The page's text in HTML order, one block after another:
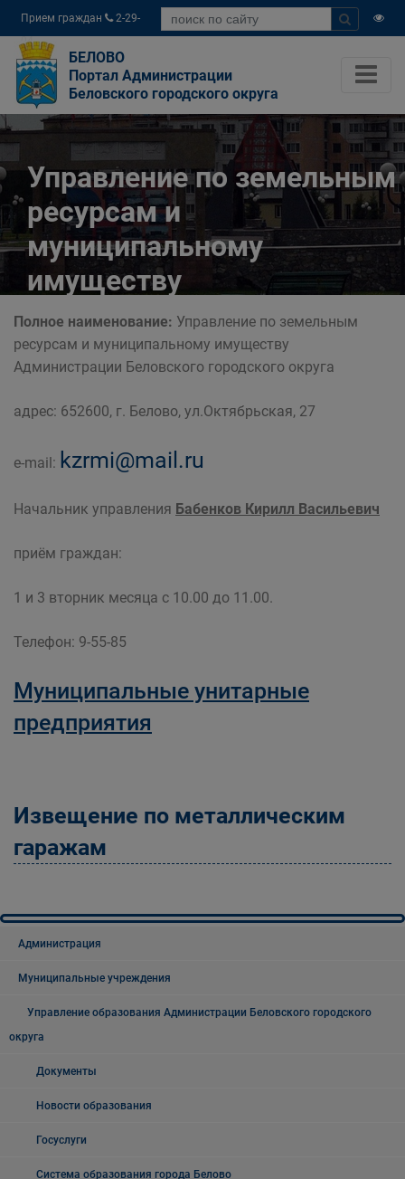
Прием граждан
2-29-
04
БЕЛОВО
Портал Администрации
Беловского городского округа
Управление по земельным
ресурсам и
муниципальному
имуществу
Администрации
Беловского городского
округа
Муниципальные учреждения
Управление по земельным ресурсам и
Беловского городского округа
Полное наименование: Управление по земельным
ресурсам и муниципальному имуществу
Администрации Беловского городского округа
адрес: 652600, г. Белово, ул.Октябрьская, 27
e-mail: kzrmi@mail.ru
Начальник управления Бабенков Кирилл Васильевич
приём граждан:
1 и 3 вторник месяца с 10.00 до 11.00.
Телефон: 9-55-85
Муниципальные унитарные
предприятия
Извещение по металлическим
гаражам
Администрация
Муниципальные учреждения
Управление образования Администрации Беловского городского
округа
Документы
Новости образования
Госуслуги
Система образования города Белово